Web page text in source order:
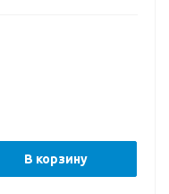
В корзину